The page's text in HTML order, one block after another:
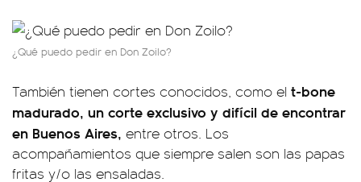
¿Qué puedo pedir en Don Zoilo?
También tienen cortes conocidos, como el t-bone
madurado, un corte exclusivo y difícil de encontrar
en Buenos Aires, entre otros. Los
acompañamientos que siempre salen son las papas
fritas y/o las ensaladas.